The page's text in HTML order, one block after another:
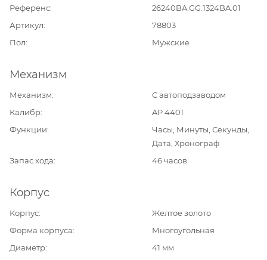
Референс
26240BA.GG.1324BA.01
Артикул
78803
Пол
Мужские
Механизм
Механизм
С автоподзаводом
Калибр
AP 4401
Функции
Часы, Минуты, Секунды,
Дата, Хронограф
Запас хода
46 часов
Корпус
Корпус
Желтое золото
Форма корпуса
Многоугольная
Диаметр
41 мм